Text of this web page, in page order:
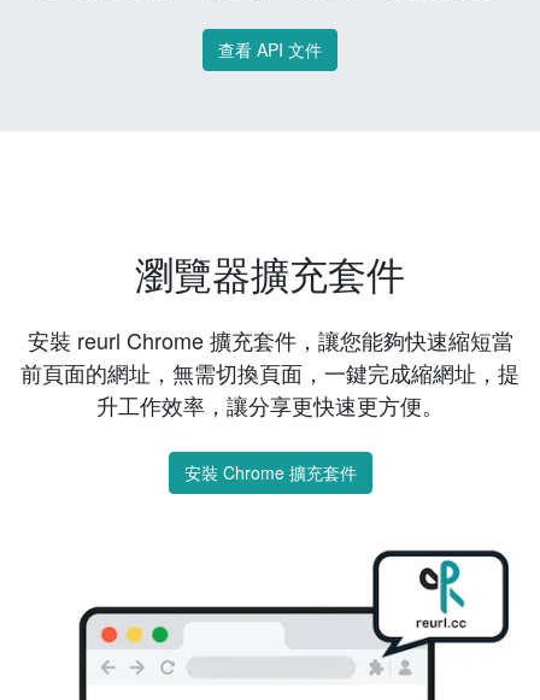
查看 API 文件
瀏覽器擴充套件
安裝 reurl Chrome 擴充套件，讓您能夠快速縮短當
前頁面的網址，無需切換頁面，一鍵完成縮網址，提
升工作效率，讓分享更快速更方便。
安裝 Chrome 擴充套件